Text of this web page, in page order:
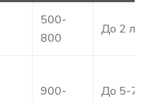
500-
800
До 2 лет
900-
До 5-7